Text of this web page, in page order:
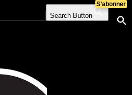
Search Button
S’abonner